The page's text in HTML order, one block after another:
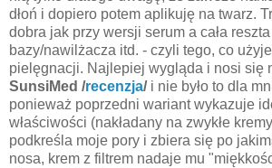
dłoń i dopiero potem aplikuję na twarz.
dobra jak przy wersji serum a cała
bazy/nawilżacza itd. - czyli tego, co
pielęgnacji. Najlepiej wygląda i nosi się
SunsiMed /recenzja/i nie było to dla
ponieważ poprzedni wariant wykazuje
właściwości (nakładany na zwykłe
podkreśla moje pory i zbiera się po
nosa, krem z filtrem nadaje mu